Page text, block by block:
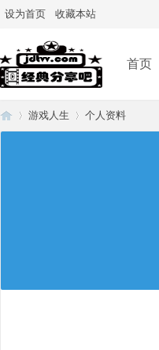
设为首页 收藏本站
首页
游戏人生 个人资料